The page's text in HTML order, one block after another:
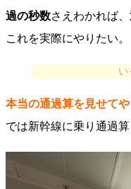
過の秒数さえわかれば、
これを実際にやりたい。
い
本当の通過算を見せて
では新幹線に乗り通過算